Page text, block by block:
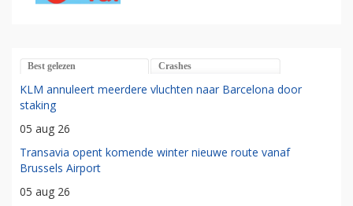
Best gelezen Crashes
KLM annuleert meerdere vluchten naar Barcelona door
staking
05 aug 26
Transavia opent komende winter nieuwe route vanaf
Brussels Airport
05 aug 26